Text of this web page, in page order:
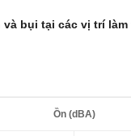
bụi tại các vị trí
Ồn (dBA)